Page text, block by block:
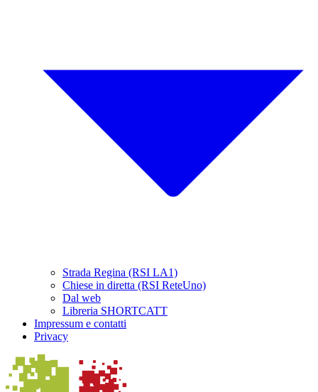
Strada Regina (RSI LA1)
Chiese in diretta (RSI ReteUno)
Dal web
Libreria SHORTCATT
Impressum e contatti
Privacy